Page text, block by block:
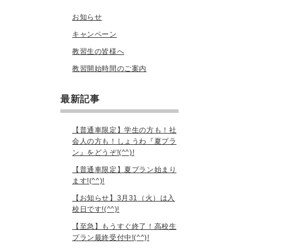
お知らせ
キャンペーン
教習生の皆様へ
教習開始時間のご案内
最新記事
【普通車限定】学生の方も！社
会人の方も！しょうわ『夏プラ
ン』をどうぞ!(^^)!
【普通車限定】夏プラン始まり
ます!(^^)!
【お知らせ】3月31（火）は入
校日です!(^^)!
【至急】もうすぐ終了！高校生
プラン最終受付中!(^^)!